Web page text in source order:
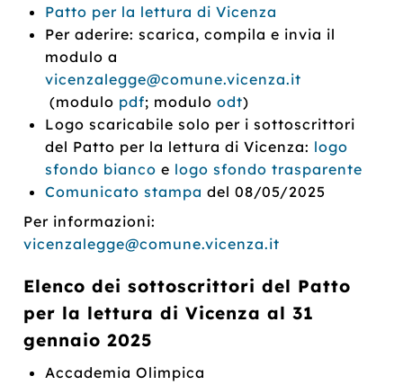
Patto per la lettura di Vicenza
Per aderire: scarica, compila e invia il
modulo a
vicenzalegge@comune.vicenza.it
(modulo pdf; moduloodt)
Logo scaricabile solo per i sottoscrittori
del Patto per la lettura di Vicenza: logo
sfondo bianco e logo sfondo trasparente
Comunicato stampa del 08/05/2025
Per informazioni:
vicenzalegge@comune.vicenza.it
Elenco dei sottoscrittori del Patto
per la lettura di Vicenza al 31
gennaio 2025
Accademia Olimpica